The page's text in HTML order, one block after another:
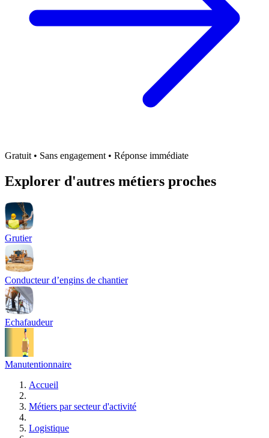
Gratuit • Sans engagement • Réponse immédiate
Explorer d'autres métiers proches
Grutier
Conducteur d’engins de chantier
Echafaudeur
Manutentionnaire
Accueil
Métiers par secteur d'activité
Logistique